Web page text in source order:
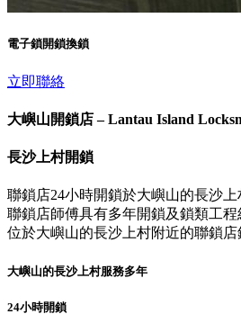
電子鎖開鎖換鎖
立即聯絡
大嶼山開鎖店 – Lantau Island
長沙上村開鎖
聯鎖店24小時開鎖於大嶼山的長沙
聯鎖店師傅具有多年開鎖及鎖類工
位於大嶼山的長沙上村附近的聯鎖
大嶼山的長沙上村服務多年
24小時開鎖